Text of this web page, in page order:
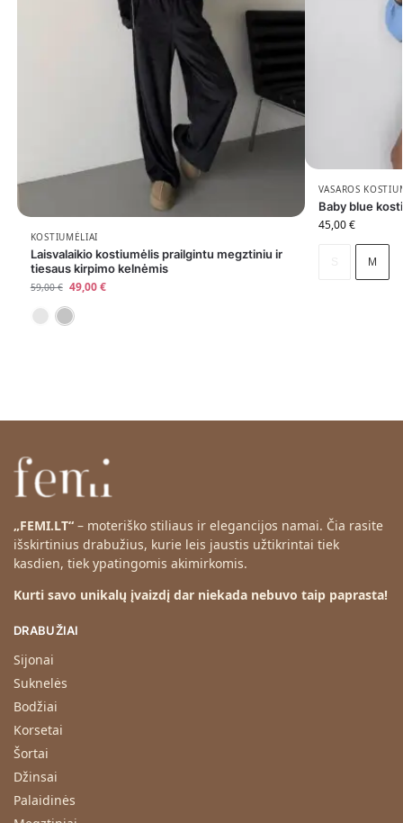
KOSTIUMĖLIAI
Laisvalaikio kostiumėlis prailgintu megztiniu ir
tiesaus kirpimo kelnėmis
59,00€ 49,00€
VASAROS
Baby blue
45,00€
M
„FEMI.LT“ – moteriško stiliaus ir elegancijos namai. Čia rasite
išskirtinius drabužius, kurie leis jaustis užtikrintai tiek
kasdien, tiek ypatingomis akimirkomis.
Kurti savo unikalų įvaizdį dar niekada nebuvo taip paprasta!
DRABUŽIAI
Sijonai
Suknelės
Bodžiai
Korsetai
Šortai
Džinsai
Palaidinės